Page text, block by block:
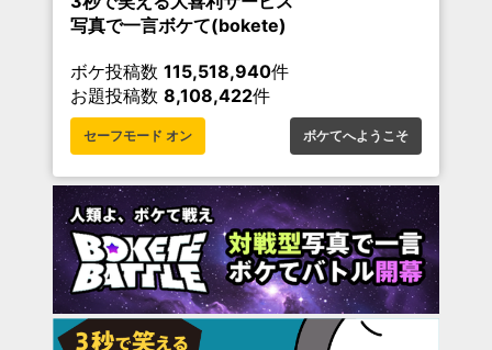
写真で一言ボケて(bokete)
ボケ投稿数 115,518,940件
お題投稿数 8,108,422件
セーフモード オン ボケてへようこそ